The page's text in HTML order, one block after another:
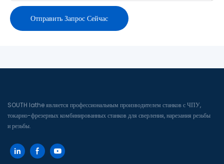
Отправить Запрос Сейчас
SOUTH lathe является профессиональным производителем станков с ЧПУ,
токарно-фрезерных комбинированных станков для сверления, нарезания резьбы
и резьбы.